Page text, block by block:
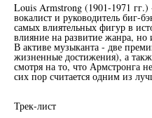
Louis Armstrong (1901-1971
вокалист и руководитель биг-
самых влиятельных фигур в
влияние на развитие жанра, но
В активе музыканта - две
жизненные достижения), а
смотря на то, что Армстронга
сих пор считается одним из
Трек-лист